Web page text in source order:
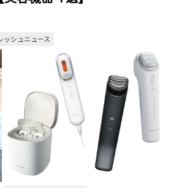
ッシュニュース